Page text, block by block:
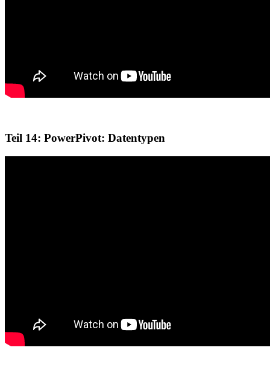
Teil 14: PowerPivot: Datentypen